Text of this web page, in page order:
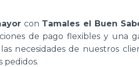
con Tamales el Buen
de pago flexibles y una
necesidades de nuestros
pedidos.